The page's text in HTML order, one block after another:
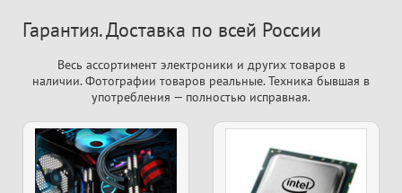
Гарантия. Доставка по всей России
Весь ассортимент электроники и других товаров в
наличии. Фотографии товаров реальные. Техника бывшая в
употребления — полностью исправная.